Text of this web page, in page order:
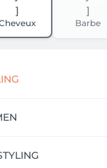
Barbe